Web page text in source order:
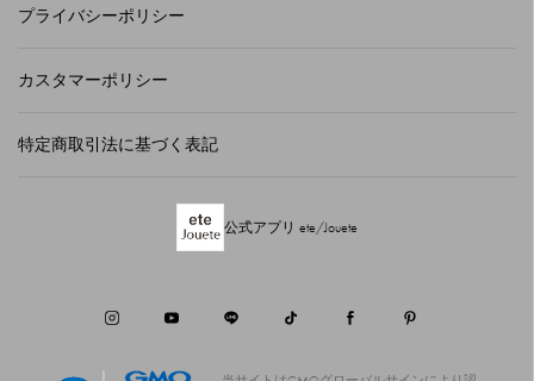
プライバシーポリシー
カスタマーポリシー
特定商取引法に基づく表記
公式アプリ ete/Jouete